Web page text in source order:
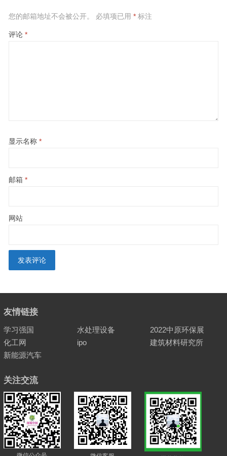
您的邮箱地址不会被公开。 必填项已用 *标注
评论 *
显示名称 *
邮箱 *
网站
友情链接
学习强国 水处理设备
2022中原环保展
化工网
ipo
建筑材料研究所
新能源汽车
关注交流